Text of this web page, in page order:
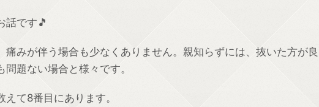
話です🎵
痛みが伴う場合も少なくありません。親知らずには、抜いた方が良
題ない場合と様々です。
えて8番目にあります。